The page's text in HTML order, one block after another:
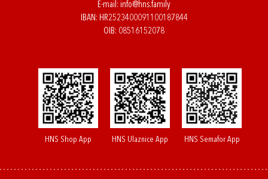
E-mail: info@hns.family
IBAN: HR2523400091100187844
OIB: 08516152078
HNS Shop App HNS Ulaznice App HNS Semafor App